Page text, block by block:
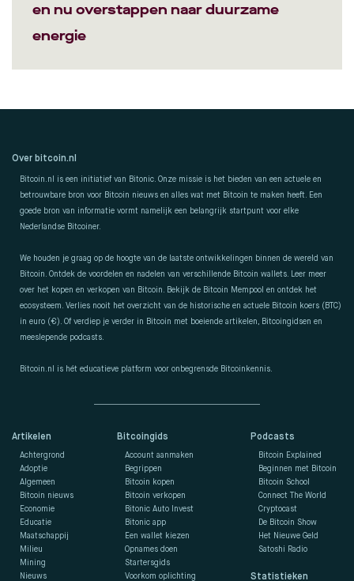
en nu overstappen naar duurzame
energie
Artikelen
Achtergrond
Adoptie
Algemeen
Bitcoin nieuws
Economie
Educatie
Maatschappij
Milieu
Mining
Nieuws
Bitcoingids
Account aanmaken
Begrippen
Bitcoin kopen
Bitcoin verkopen
Bitonic Auto Invest
Bitonic app
Een wallet kiezen
Opnames doen
Startersgids
Voorkom oplichting
Podcasts
Bitcoin Explained
Beginnen met Bitcoin
Bitcoin School
Connect The World
Cryptocast
De Bitcoin Show
Het Nieuwe Geld
Satoshi Radio
Statistieken
Over bitcoin.nl
Bitcoin.nl is een initiatief van Bitonic. Onze missie is het bieden van een actuele en
betrouwbare bron voor Bitcoin nieuws en alles wat met Bitcoin te maken heeft. Een
goede bron van informatie vormt namelijk een belangrijk startpunt voor elke
Nederlandse Bitcoiner.
We houden je graag op de hoogte van de laatste ontwikkelingen binnen de wereld van
Bitcoin. Ontdek de voordelen en nadelen van verschillende Bitcoin wallets. Leer meer
over het kopen en verkopen van Bitcoin. Bekijk de Bitcoin Mempool en ontdek het
ecosysteem. Verlies nooit het overzicht van de historische en actuele Bitcoin koers (BTC)
in euro (€). Of verdiep je verder in Bitcoin met boeiende artikelen, Bitcoingidsen en
meeslepende podcasts.
Bitcoin.nl is hét educatieve platform voor onbegrensde Bitcoinkennis.